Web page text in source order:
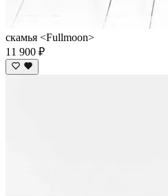
скамья <Fullmoon>
11 900 ₽